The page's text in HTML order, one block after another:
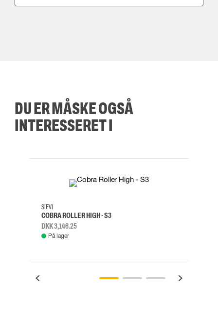
DU ER MÅSKE OGSÅ
INTERESSERET I
38
SIEVI
COBRA ROLLER HIGH - S3
DKK 3,146.25
På lager